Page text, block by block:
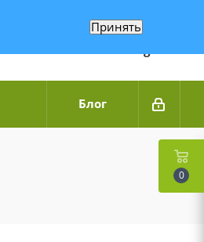
Связаться по WhatsApp
Блог
0
Принять